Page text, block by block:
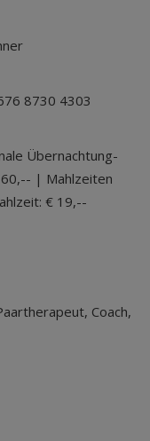
8730 4303
Übernachtung-
| Mahlzeiten
€ 19,--
Coach,